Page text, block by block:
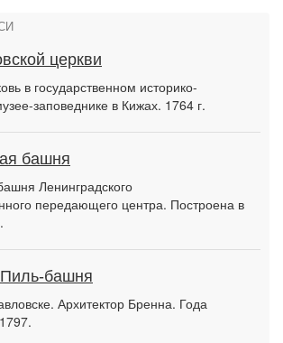
церкви
в государственном историко-
заповеднике в Кижах. 1764 г.
башня
Ленинградского
передающего центра. Построена в
башня
Архитектор Бренна. Года